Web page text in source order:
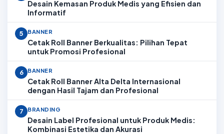
Desain Kemasan Produk Medis yang Efisien dan
Informatif
5 BANNER
Cetak Roll Banner Berkualitas: Pilihan Tepat
untuk Promosi Profesional
6 BANNER
Cetak Roll Banner Alta Delta Internasional
dengan Hasil Tajam dan Profesional
7 BRANDING
Desain Label Profesional untuk Produk Medis:
Kombinasi Estetika dan Akurasi